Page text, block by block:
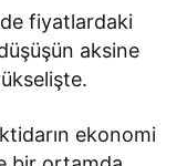
de fiyatlardaki
aksine
ekonomi